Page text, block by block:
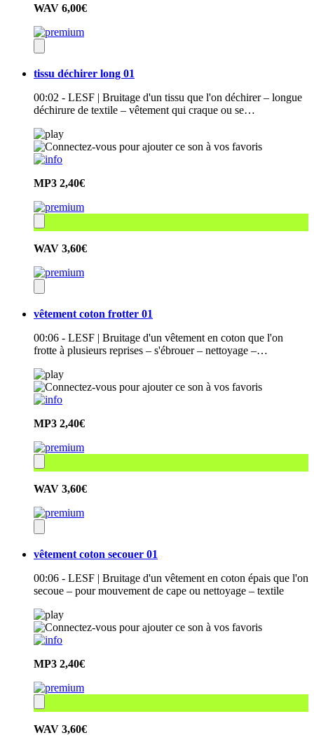
WAV 6,00€
tissu déchirer long 01
00:02 - LESF | Bruitage d'un tissu que l'on déchirer – longue
déchirure de textile – vêtement qui craque ou se…
MP3 2,40€
WAV 3,60€
vêtement coton frotter 01
00:06 - LESF | Bruitage d'un vêtement en coton que l'on
frotte à plusieurs reprises – s'ébrouer – nettoyage –…
MP3 2,40€
WAV 3,60€
vêtement coton secouer 01
00:06 - LESF | Bruitage d'un vêtement en coton épais que l'on
secoue – pour mouvement de cape ou nettoyage – textile
MP3 2,40€
WAV 3,60€